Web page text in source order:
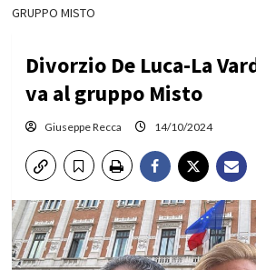
GRUPPO MISTO
Divorzio De Luca-La
va al gruppo Misto
Giuseppe Recca 14/10/2024